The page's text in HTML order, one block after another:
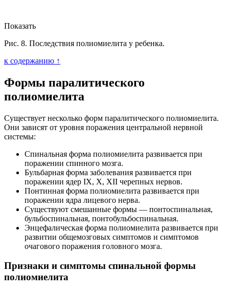
Показать
Рис. 8. Последствия полиомиелита у ребенка.
к содержанию ↑
Формы паралитического
полиомиелита
Существует несколько форм паралитического полиомиелита.
Они зависят от уровня поражения центральной нервной
системы:
Спинальная форма полиомиелита развивается при
поражении спинного мозга.
Бульбарная форма заболевания развивается при
поражении ядер IX, X, XII черепных нервов.
Понтинная форма полиомиелита развивается при
поражении ядра лицевого нерва.
Существуют смешанные формы — понтоспинальная,
бульбоспинальная, понтобульбоспинальная.
Энцефалическая форма полиомиелита развивается при
развитии общемозговых симптомов и симптомов
очагового поражения головного мозга.
Признаки и симптомы спинальной формы
полиомиелита